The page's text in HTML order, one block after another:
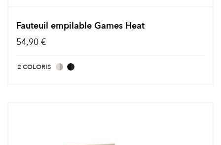
Fauteuil empilable Games Heat
54,90 €
2 COLORIS